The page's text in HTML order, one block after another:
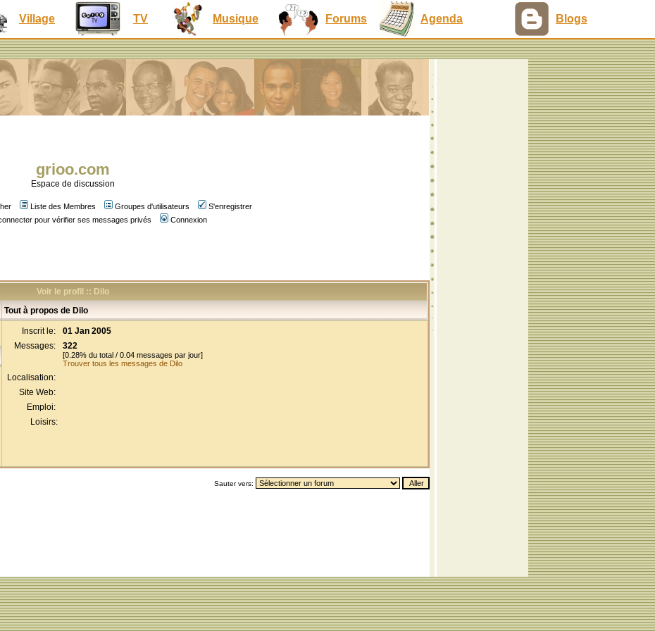
Village TV Musique Forums Agenda Blogs
grioo.com
Espace de discussion
Liste des Membres Groupes d'utilisateurs
S'enregistrer
pour vérifier ses messages privés Connexion
Voir le profil :: Dilo
Tout à propos de Dilo
Inscrit le:
01 Jan 2005
Messages:
322
[0.28% du total / 0.04 messages par jour]
Trouver tous les messages de Dilo
Localisation:
Site Web:
Emploi:
Loisirs:
Sauter vers: